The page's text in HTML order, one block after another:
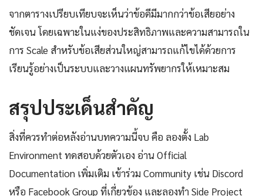
จากตารางเปรียบเทียบจะเห็นว่าข้อดีมีมากกว่าข้อเสียอย่าง
ชัดเจน โดยเฉพาะในแง่ของประสิทธิภาพและความสามารถใน
การ Scale สำหรับข้อเสียส่วนใหญ่สามารถแก้ไขได้ด้วยการ
เรียนรู้อย่างเป็นระบบและวางแผนทรัพยากรให้เหมาะสม
สรุปประเด็นสำคัญ
สิ่งที่ควรทำต่อหลังอ่านบทความนี้จบ คือ ลองตั้ง Lab
Environment ทดสอบด้วยตัวเอง อ่าน Official
Documentation เพิ่มเติม เข้าร่วม Community เช่น Discord
หรือ Facebook Group ที่เกี่ยวข้อง และลองทำ Side Project